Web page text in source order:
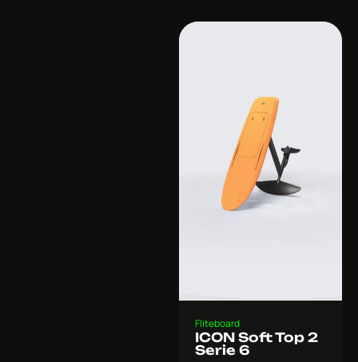
Fliteboard
ICON Soft Top 2
Serie 6